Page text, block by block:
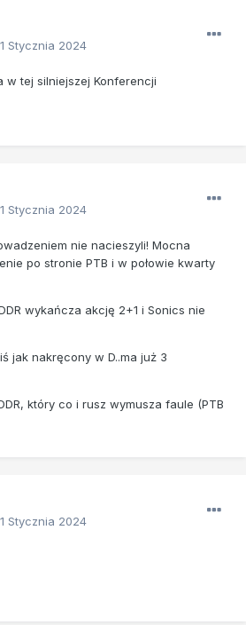
Stycznia 2024
w tej silniejszej Konferencji
Stycznia 2024
nie nacieszyli! Mocna
po stronie PTB i w połowie kwarty
wykańcza akcję 2+1 i Sonics nie
jak nakręcony w D..ma już 3
który co i rusz wymusza faule (PTB
Stycznia 2024